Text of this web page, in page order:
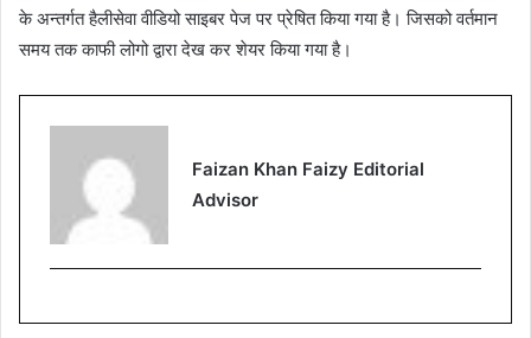
के अन्तर्गत हैलीसेवा वीडियो साइबर पेज पर प्रेषित किया गया है। जिसको वर्तमान
समय तक काफी लोगो द्वारा देख कर शेयर किया गया है।
Faizan Khan Faizy Editorial
Advisor